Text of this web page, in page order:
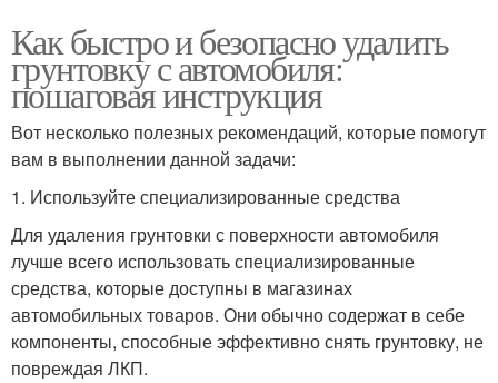
Как быстро и безопасно удалить
грунтовку с автомобиля:
пошаговая инструкция
Вот несколько полезных рекомендаций, которые помогут
вам в выполнении данной задачи:
1. Используйте специализированные средства
Для удаления грунтовки с поверхности автомобиля
лучше всего использовать специализированные
средства, которые доступны в магазинах
автомобильных товаров. Они обычно содержат в себе
компоненты, способные эффективно снять грунтовку, не
повреждая ЛКП.